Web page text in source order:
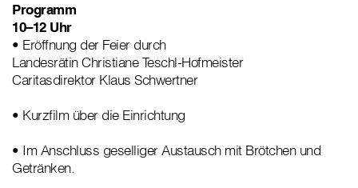
Programm
10–12 Uhr
• Eröffnung der Feier durch
Landesrätin Christiane Teschl-Hofmeister
Caritasdirektor Klaus Schwertner
• Kurzfilm über die Einrichtung
• Im Anschluss geselliger Austausch mit Brötchen und
Getränken.